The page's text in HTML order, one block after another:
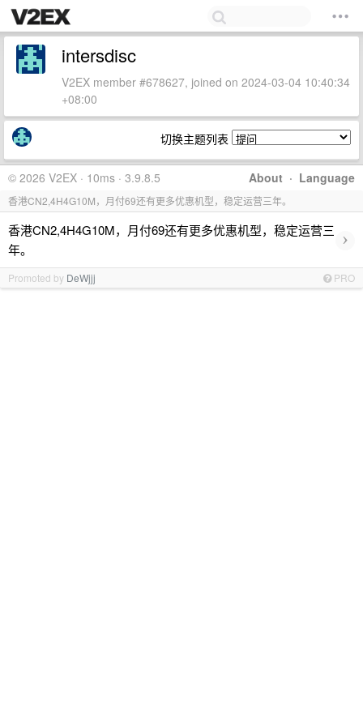
intersdisc
V2EX member #678627, joined on 2024-03-04 10:40:34
+08:00
切换主题列表
About · Language
© 2026 V2EX · 10ms · 3.9.8.5
香港CN2,4H4G10M，月付69还有更多优惠机型，稳定运营三年。
香港CN2,4H4G10M，月付69还有更多优惠机型，稳定运营三
年。
›
Promoted by DeWjjj PRO